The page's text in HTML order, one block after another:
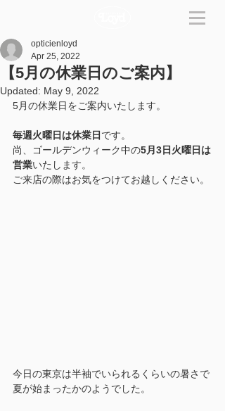
【5月の休業日のご案内】
opticienloyd
Apr 25, 2022
Updated: May 9, 2022
5月の休業日をご案内いたします。
毎週火曜日は休業日 です。
尚、ゴールデンウィーク中の5月3日火曜日は
営業いたします。
ご来店の際はお気をつけてお越しください。
今日の東京は半袖でいられるくらいの暑さで
夏が始まったかのようでした。